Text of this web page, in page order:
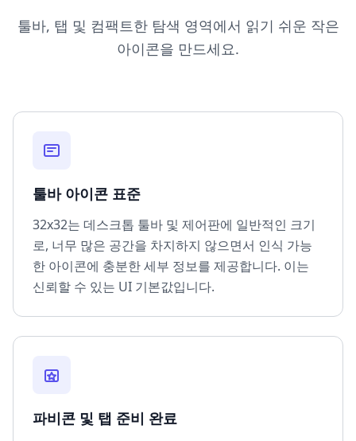
툴바, 탭 및 컴팩트한 탐색 영역에서 읽기 쉬운 작은
아이콘을 만드세요.
툴바 아이콘 표준
32x32는 데스크톱 툴바 및 제어판에 일반적인 크기
로, 너무 많은 공간을 차지하지 않으면서 인식 가능
한 아이콘에 충분한 세부 정보를 제공합니다. 이는
신뢰할 수 있는 UI 기본값입니다.
파비콘 및 탭 준비 완료